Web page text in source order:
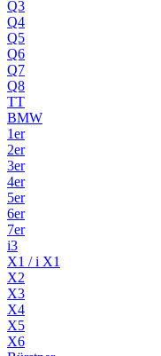
Q3
Q4
Q5
Q6
Q7
Q8
TT
BMW
1er
2er
3er
4er
5er
6er
7er
i3
X1 / i X1
X2
X3
X4
X5
X6